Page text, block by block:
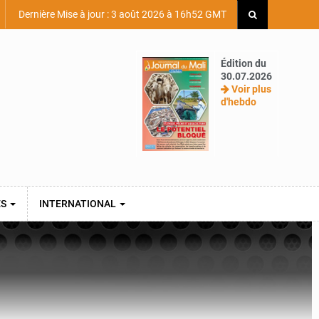
Dernière Mise à jour : 3 août 2026 à 16h52 GMT
Édition du
30.07.2026
Voir plus
d'hebdo
INTERNATIONAL